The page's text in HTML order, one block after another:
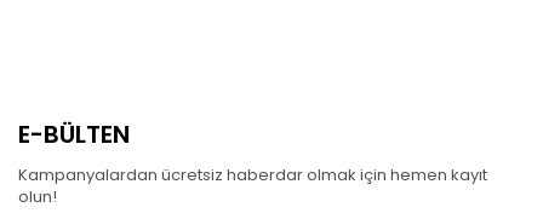
E-BÜLTEN
Kampanyalardan ücretsiz haberdar olmak için hemen kayıt
olun!